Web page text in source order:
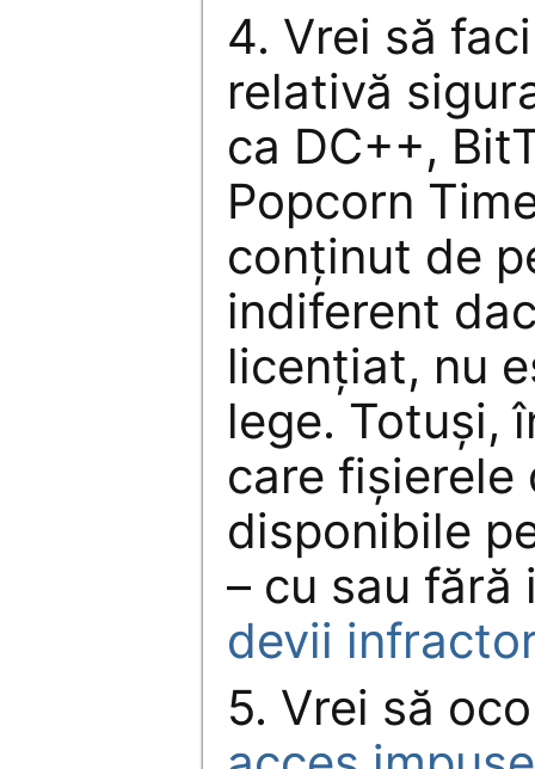
4. Vrei să
relativă
ca DC++,
Popcorn
conținut de
indiferent
licențiat, nu
lege. Totuși,
care fișierele
disponibile
– cu sau
devii infractor
5. Vrei să